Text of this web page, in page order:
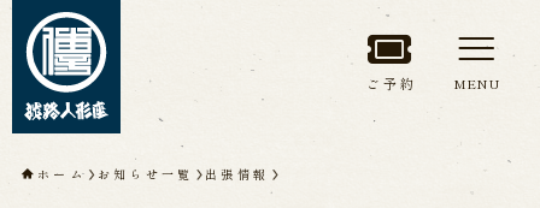
トップページ
ご予約 MENU
ホーム お知らせ一覧 出張情報